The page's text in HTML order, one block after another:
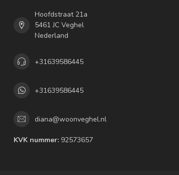
Hoofdstraat 21a
5461 JC Veghel
Nederland
+31639586445
+31639586445
diana@woonveghel.nl
KVK nummer: 92573657